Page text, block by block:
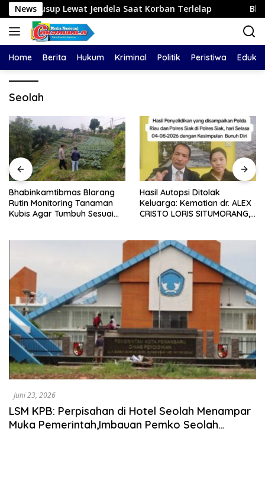
Langsung
ke
konten
News
Lewat Jendela Saat Korban Terlelap
Home Berita Hukum Kriminal Politik Peristiwa
Seolah
Bhabinkamtibmas Blarang
Rutin Monitoring Tanaman
Kubis Agar Tumbuh Sesuai
Hasil Autopsi Ditolak
Keluarga: Kematian dr. ALEX
CRISTO LORIS SITUMORANG,
Juni 23, 2026
LSM KPB: Perpisahan di Hotel Seolah Menampar
Muka Pemerintah,Imbauan Pemko Seolah